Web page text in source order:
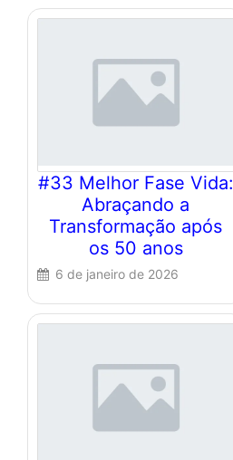
#33 Melhor Fase Vida:
Abraçando a
Transformação após
os 50 anos
6 de janeiro de 2026